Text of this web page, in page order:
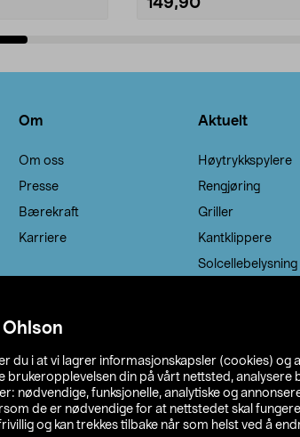
du i at vi lagrer informasjonskapsler (cookies) og
brukeropplevelsen din på vårt nettsted, analysere
nødvendige, funksjonelle, analytiske og
de er nødvendige for at nettstedet skal
og kan trekkes tilbake når som helst ved å
149,90
Om
Om oss
Presse
Bærekraft
Karriere
Aktuelt
Høytrykkspylere
Rengjøring
Griller
Kantklippere
Solcellebelysning